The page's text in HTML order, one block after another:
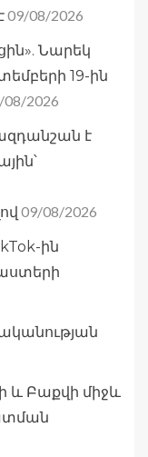
09/08/2026
Նարեկ
19-ին
08/2026
է
09/08/2026
ին
և Բաքվի միջև